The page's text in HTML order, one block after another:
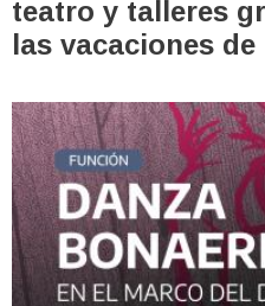
teatro y talleres
las vacaciones